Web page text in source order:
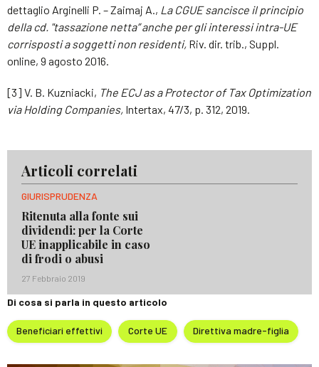
dettaglio Arginelli P. – Zaimaj A., La CGUE sancisce il principio
della cd. "tassazione netta” anche per gli interessi intra-UE
corrisposti a soggetti non residenti, Riv. dir. trib., Suppl.
online, 9 agosto 2016.
[3] V. B. Kuzniacki, The ECJ as a Protector of Tax Optimization
via Holding Companies, Intertax, 47/3, p. 312, 2019.
Articoli correlati
GIURISPRUDENZA
Ritenuta alla fonte sui
dividendi: per la Corte
UE inapplicabile in caso
di frodi o abusi
27 Febbraio 2019
Di cosa si parla in questo articolo
Beneficiari effettivi Corte UE Direttiva madre-figlia